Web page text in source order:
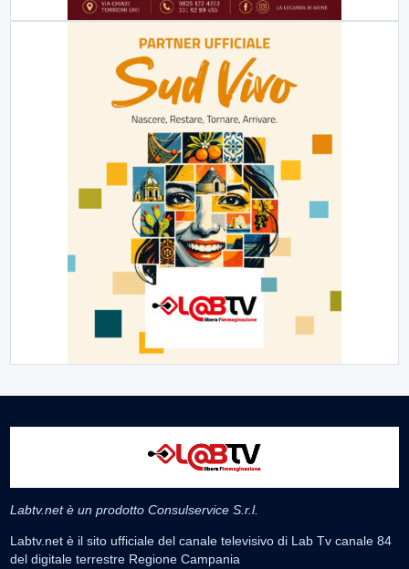
Labtv.net è un prodotto Consulservice S.r.l.
Labtv.net è il sito ufficiale del canale televisivo di Lab Tv canale 84
del digitale terrestre Regione Campania